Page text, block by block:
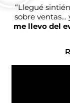
“Llegué
sobre ventas…
me llevo del